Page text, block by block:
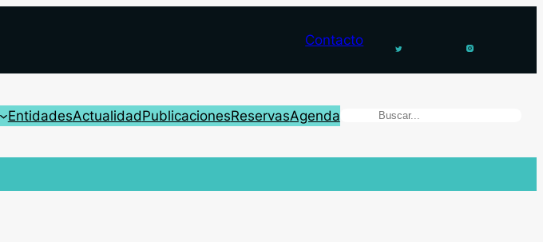
Contacto
EntidadesActualidadPublicacionesReservasAgenda